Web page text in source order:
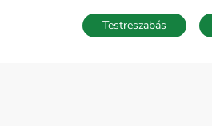
Telefonhívás
Testreszabás